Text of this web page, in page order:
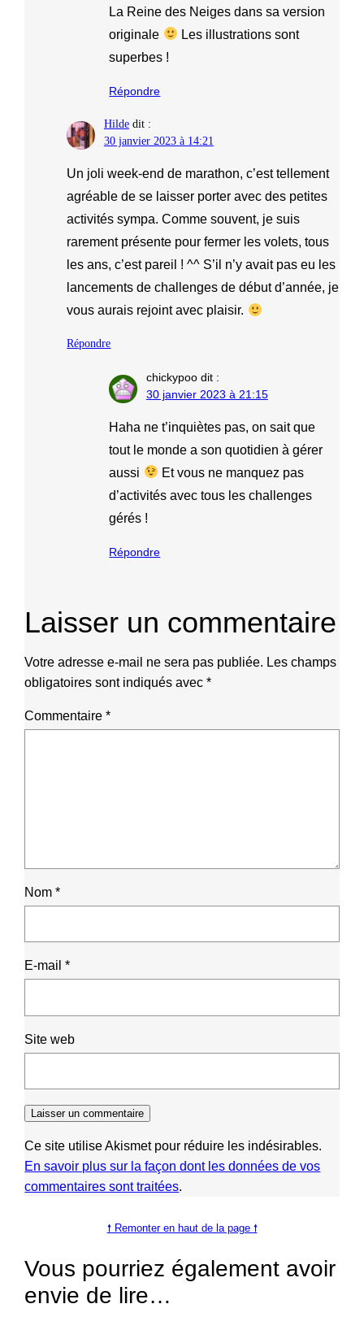
La Reine des Neiges dans sa version
originale
Les illustrations sont
superbes !
Répondre
Hilde dit :
30 janvier 2023 à 14:21
Un joli week-end de marathon, c’est tellement
agréable de se laisser porter avec des petites
activités sympa. Comme souvent, je suis
rarement présente pour fermer les volets, tous
les ans, c’est pareil ! ^^ S’il n’y avait pas eu les
lancements de challenges de début d’année, je
vous aurais rejoint avec plaisir.
Répondre
chickypoo dit :
30 janvier 2023 à 21:15
Haha ne t’inquiètes pas, on sait que
tout le monde a son quotidien à gérer
aussi
Et vous ne manquez pas
d’activités avec tous les challenges
gérés !
Répondre
Laisser un commentaire
Votre adresse e-mail ne sera pas publiée. Les champs
obligatoires sont indiqués avec*
Commentaire*
Nom*
E-mail*
Site web
Ce site utilise Akismet pour réduire les indésirables.
En savoir plus sur la façon dont les données de vos
commentaires sont traitées.
🠕 Remonter en haut de la page 🠕
Vous pourriez également avoir
envie de lire…